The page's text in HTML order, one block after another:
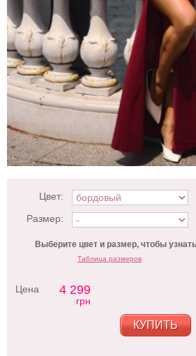
Цвет:
Размер:
Выберите цвет и размер, чтобы
Таблица размеров
Цена 4 299
грн
КУПИТЬ